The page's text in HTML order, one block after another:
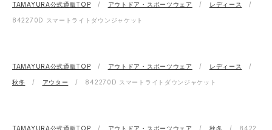
TAMAYURA公式通販TOP アウトドア・スポーツウェア レディース
842270D スマートライトダウンジャケット
TAMAYURA公式通販TOP アウトドア・スポーツウェア レディース
秋冬 アウター 842270D スマートライトダウンジャケット
TAMAYURA公式通販TOP アウトドア・スポーツウェア 秋冬 8422